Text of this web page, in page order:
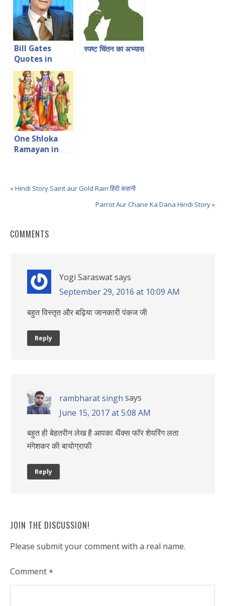
Bill Gates
Quotes in
Hindi
स्पष्ट चिंतन का अभ्यास
One Shloka
Ramayan in
« Hindi Story Saint aur Gold Rain हिंदी कहानी
Parrot Aur Chane Ka Dana Hindi Story »
COMMENTS
Yogi Saraswatsays
September 29, 2016 at 10:09 AM
बहुत विस्तृत और बढ़िया जानकारी पंकज जी
Reply
rambharat singh says
June 15, 2017 at 5:08 AM
बहुत ही बेहतरीन लेख है आपका थैंक्स फॉर शेयरिंग लता
मंगेशकर की बायोग्राफी
Reply
JOIN THE DISCUSSION!
Please submit your comment with a real name.
Comment*